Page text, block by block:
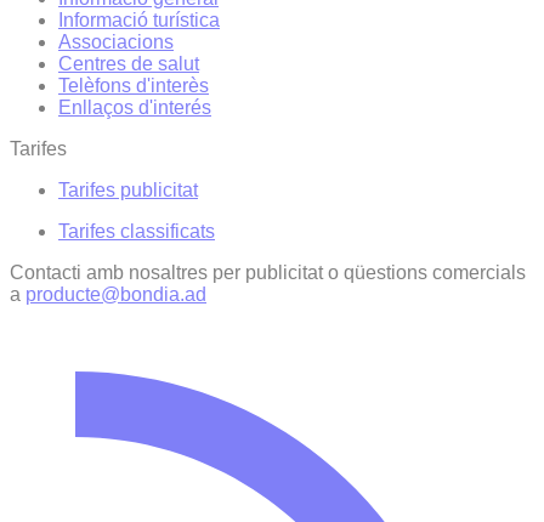
Informació turística
Associacions
Centres de salut
Telèfons d'interès
Enllaços d'interés
Tarifes
Tarifes publicitat
Tarifes classificats
Contacti amb nosaltres per publicitat o qüestions comercials
a producte@bondia.ad